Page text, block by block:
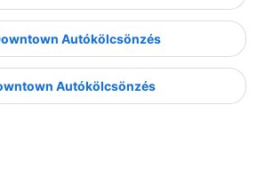
Autókölcsönzés
Autókölcsönzés